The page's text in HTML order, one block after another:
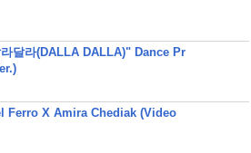
라달라(DALLA DALLA)" Dance Pr
Ferro X Amira Chediak (Video